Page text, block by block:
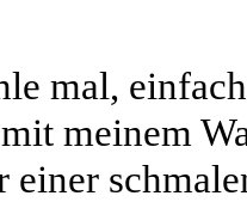
mal,
meinem
einer